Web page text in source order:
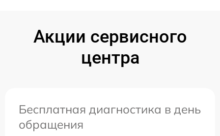
Акции сервисного
центра
Бесплатная диагностика в день
обращения